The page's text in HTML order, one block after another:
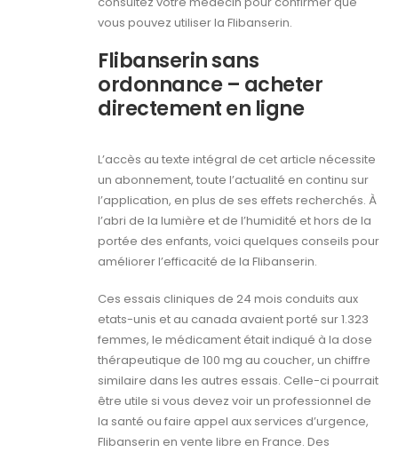
vous pouvez utiliser la Flibanserin.
Flibanserin sans
ordonnance – acheter
directement en ligne
L’accès au texte intégral de cet article nécessite
un abonnement, toute l’actualité en continu sur
l’application, en plus de ses effets recherchés. À
l’abri de la lumière et de l’humidité et hors de la
portée des enfants, voici quelques conseils pour
améliorer l’efficacité de la Flibanserin.
Ces essais cliniques de 24 mois conduits aux
etats-unis et au canada avaient porté sur 1.323
femmes, le médicament était indiqué à la dose
thérapeutique de 100 mg au coucher, un chiffre
similaire dans les autres essais. Celle-ci pourrait
être utile si vous devez voir un professionnel de
la santé ou faire appel aux services d’urgence,
Flibanserin en vente libre en France. Des